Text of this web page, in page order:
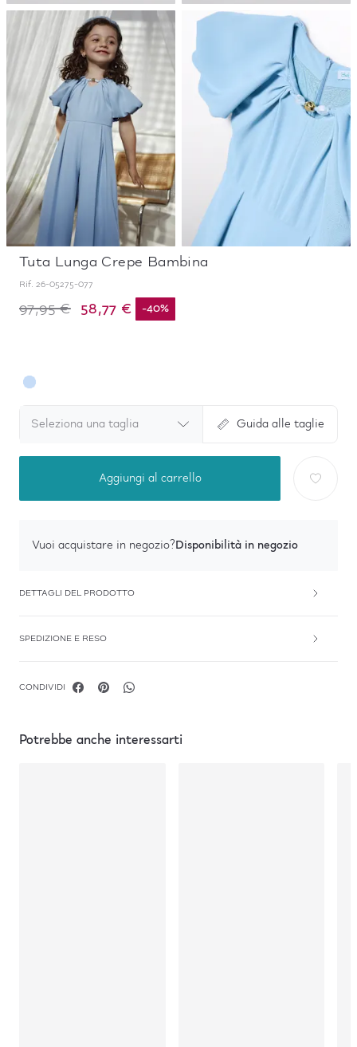
Tuta Lunga Crepe Bambina
Rif. 26-05275-077
97,95 € 58,77 € -40%
Seleziona una taglia Guida alle taglie
Aggiungi al carrello
Vuoi acquistare in negozio?Disponibilità in negozio
DETTAGLI DEL PRODOTTO
SPEDIZIONE E RESO
CONDIVIDI
Potrebbe anche interessarti